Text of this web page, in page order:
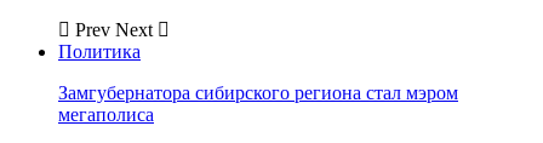
Prev Next
Политика
Замгубернатора сибирского региона стал мэром
мегаполиса